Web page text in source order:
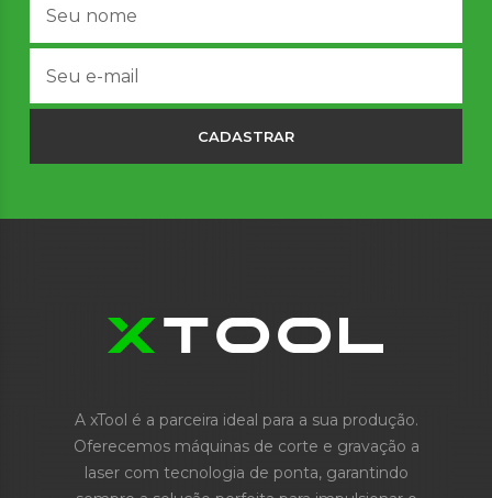
CADASTRAR
A xTool é a parceira ideal para a sua produção.
Oferecemos máquinas de corte e gravação a
laser com tecnologia de ponta, garantindo